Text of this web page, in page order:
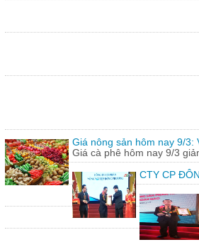
Giá nông sản hôm nay 9/3:
Giá cà phê hôm nay 9/3
CTY CP